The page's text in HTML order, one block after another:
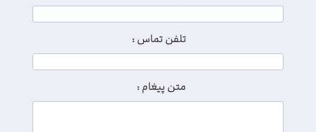
تلفن تماس :
متن پیغام :